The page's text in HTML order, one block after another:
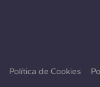
Política de Cookies